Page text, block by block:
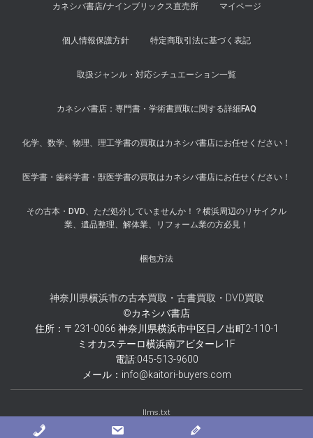
カネシバ書店/ナインブリックス直売所 マイページ
個人情報保護方針 特定商取引法に基づく表記
取扱ジャンル・対応シチュエーション一覧
カネシバ書店：専門書・学術書買取に関する詳細FAQ
化学、数学、物理、理工学書の買取はカネシバ書店にお任せください！
医学書・歯科学書・獣医学書の買取はカネシバ書店にお任せください！
その古本・DVD、ただ処分していませんか！？横浜周辺のリサイクル
業、遺品整理、解体業、リフォーム業の方必見！
梱包方法
神奈川県横浜市の古本買取・古書買取・DVD買取
©カネシバ書店
住所：〒231-0066 神奈川県横浜市中区日ノ出町2-110-1
ミオカステーロ横浜南アビターレ1F
電話:045-513-9600
メール：info@kaitori-buyers.com
llms.txt